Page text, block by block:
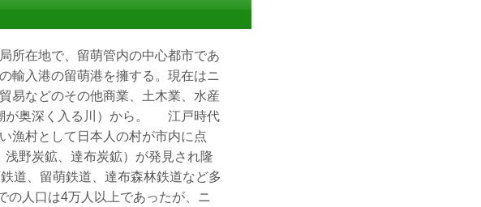
所在地で、留萌管内の中心都市であ
輸入港の留萌港を擁する。現在はニ
易などのその他商業、土木業、水産
が奥深く入る川）から。 江戸時代
漁村として日本人の村が市内に点
野炭鉱、達布炭鉱）が発見され隆
道、留萌鉄道、達布森林鉄道など多
人口は4万人以上であったが、ニ